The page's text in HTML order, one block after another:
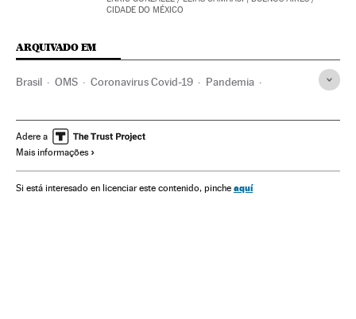
CIDADE DO MÉXICO
ARQUIVADO EM
Brasil OMS Coronavirus Covid-19 Pandemia
Ministério Saúde Chile Sebastián Piñera
UCI
Adere a
Mais informações
Si está interesado en licenciar este contenido, pinche aquí